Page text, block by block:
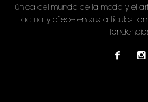
única del mundo de la moda y el
actual y ofrece en sus artículos